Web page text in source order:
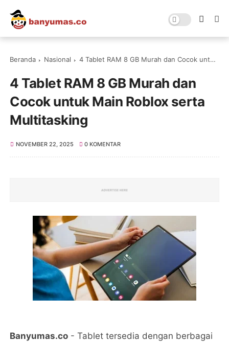
Beranda Nasional 4 Tablet RAM 8 GB Murah dan Cocok untuk Main Roblox serta Multitasking
4 Tablet RAM 8 GB Murah dan
Cocok untuk Main Roblox serta
Multitasking
NOVEMBER 22, 2025 0 KOMENTAR
Banyumas.co - Tablet tersedia dengan berbagai